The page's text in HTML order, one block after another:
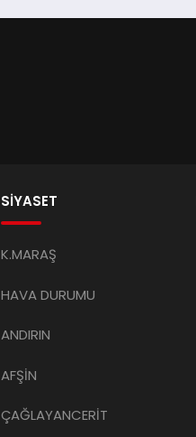
SİYASET
K.MARAŞ
HAVA DURUMU
ANDIRIN
AFŞİN
ÇAĞLAYANCERİT